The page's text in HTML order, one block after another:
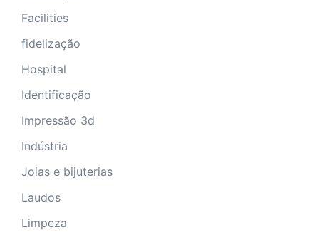
Facilities
fidelização
Hospital
Identificação
Impressão 3d
Indústria
Joias e bijuterias
Laudos
Limpeza